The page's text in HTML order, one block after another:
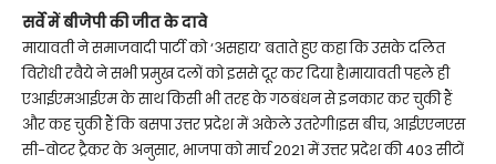
सर्वे में बीजेपी की जीत के दावे
मायावती ने समाजवादी पार्टी को ‘असहाय’ बताते हुए कहा कि उसके दलित
विरोधी रवैये ने सभी प्रमुख दलों को इससे दूर कर दिया है।मायावती पहले ही
एआईएमआईएम के साथ किसी भी तरह के गठबंधन से इनकार कर चुकी हैं
और कह चुकी हैं कि बसपा उत्तर प्रदेश में अकेले उतरेगी।इस बीच, आईएएनएस
सी-वोटर ट्रैकर के अनुसार, भाजपा को मार्च 2021 में उत्तर प्रदेश की 403 सीटों